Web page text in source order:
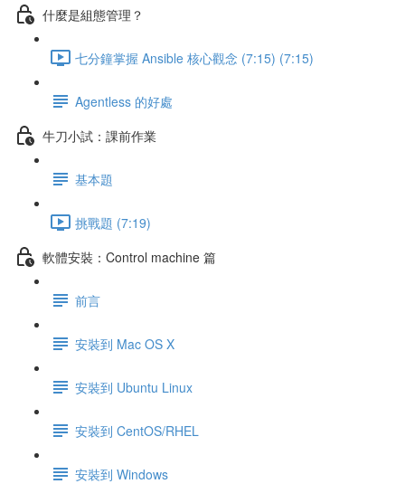
什麼是組態管理？
七分鐘掌握 Ansible 核心觀念 (7:15) (7:15)
Agentless 的好處
牛刀小試：課前作業
基本題
挑戰題 (7:19)
軟體安裝：Control machine 篇
前言
安裝到 Mac OS X
安裝到 Ubuntu Linux
安裝到 CentOS/RHEL
安裝到 Windows